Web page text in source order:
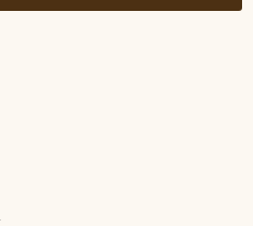
ません。
承くださいませ※
お散歩をするなどの"ふれあ
で予めご了承下さいませ』